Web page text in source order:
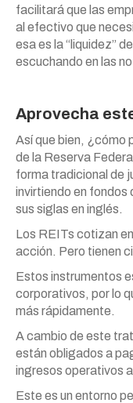
facilitará que las
al efectivo que
esa es la “liquidez”
escuchando en las
Aprovecha
Así que bien, ¿cómo
de la Reserva
forma tradicional de
invirtiendo en fondos
sus siglas en inglés.
Los REITs cotizan
acción. Pero tienen
Estos instrumentos
corporativos, por lo
más rápidamente.
A cambio de este
están obligados a
ingresos operativos
Este es un entorno